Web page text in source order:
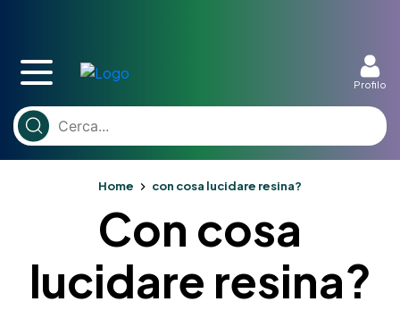
Profilo
Home con cosa lucidare resina?
Con cosa
lucidare resina?